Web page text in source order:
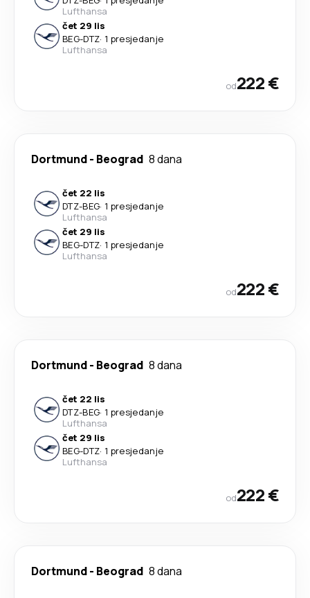
Lufthansa
čet 29 lis
BEG-DTZ· 1 presjedanje
Lufthansa
od222 €
Dortmund- Beograd 8 dana
čet 22 lis
DTZ-BEG· 1 presjedanje
Lufthansa
čet 29 lis
BEG-DTZ· 1 presjedanje
Lufthansa
od222 €
Dortmund- Beograd 8 dana
čet 22 lis
DTZ-BEG· 1 presjedanje
Lufthansa
čet 29 lis
BEG-DTZ· 1 presjedanje
Lufthansa
od222 €
Dortmund- Beograd 8 dana